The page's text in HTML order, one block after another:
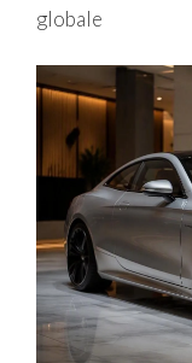
globale